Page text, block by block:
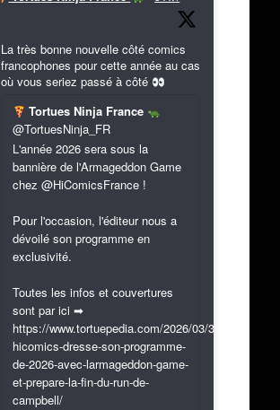
La très bonne nouvelle côté comics
francophones pour cette année au cas
où vous seriez passé à côté
Tortues Ninja France
@TortuesNinja_FR
L'année 2026 sera sous la
bannière de l'Armageddon Game
chez @HiComicsFrance !
Pour l'occasion, l'éditeur nous a
dévoilé son programme en
exclusivité.
Toutes les infos et couvertures
sont par ici ➡
https://www.tortuepedia.com/2026/03/31/exclusif-
hicomics-dresse-son-programme-
de-2026-avec-larmageddon-game-
et-prepare-la-fin-du-run-de-
campbell/